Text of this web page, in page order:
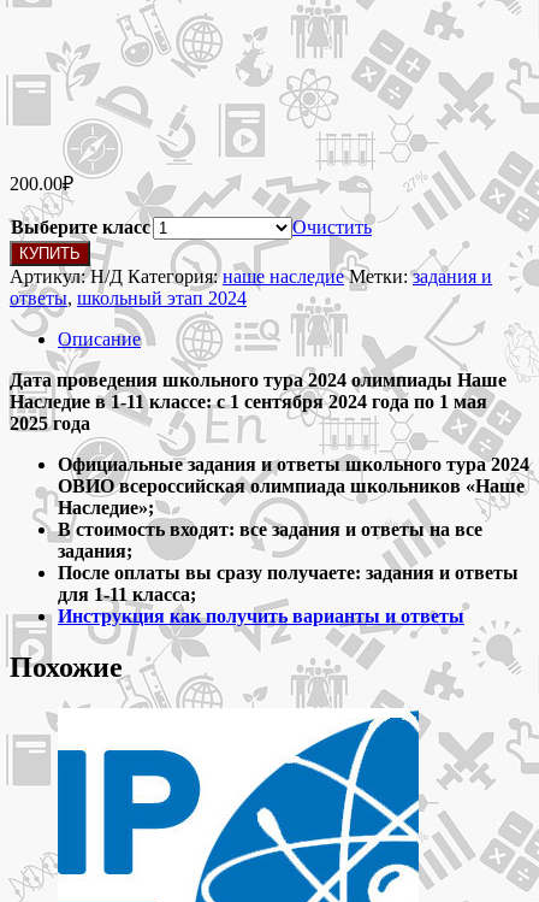
200.00₽
Выберите класс
Очистить
Количество
товара
Школьный
тур
2024
олимпиада
Наше
Наследие
1-
класс
задания
ответы
КУПИТЬ
Артикул:Н/Д Категория:наше наследие Метки:задания и
ответы, школьный этап 2024
Описание
Дата проведения школьного тура 2024 олимпиады Наше
Наследие в 1-11 классе: с 1 сентября 2024 года по 1 мая
2025 года
Официальные задания и ответы школьного тура 2024
ОВИО всероссийская олимпиада школьников «Наше
Наследие»;
В стоимость входят: все задания и ответы на все
задания;
После оплаты вы сразу получаете: задания и ответы
для 1-11 класса;
Инструкция как получить варианты и ответы
Похожие